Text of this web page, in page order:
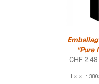
"Pure
CHF 2.48
L×l×H: